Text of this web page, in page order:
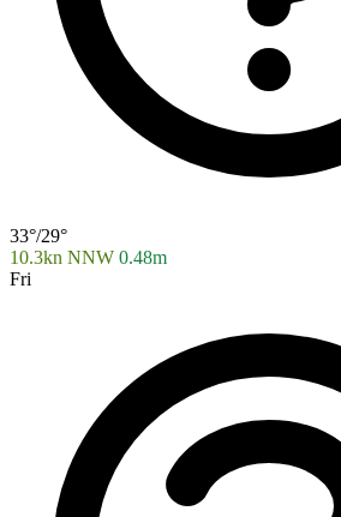
33°/29°
10.3kn NNW 0.48m
Fri